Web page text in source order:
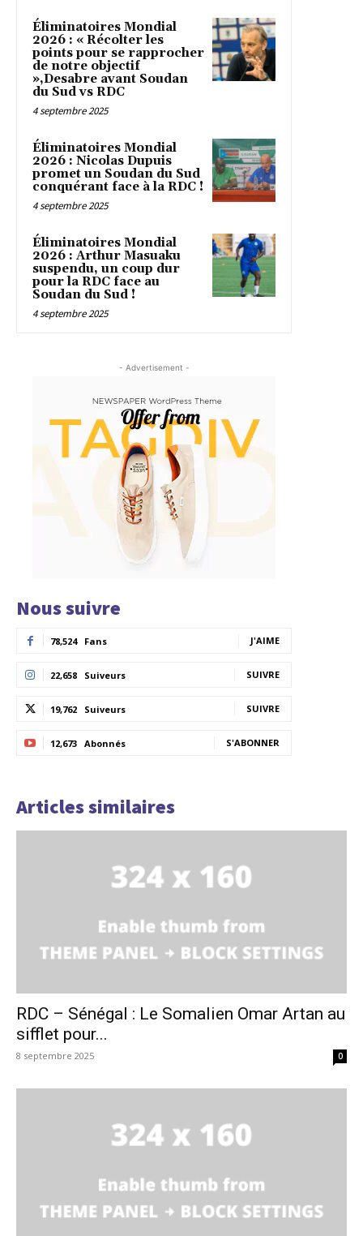
Éliminatoires Mondial
2026 : « Récolter les
points pour se rapprocher
de notre objectif
»,Desabre avant Soudan
du Sud vs RDC
4 septembre 2025
Éliminatoires Mondial
2026 : Nicolas Dupuis
promet un Soudan du Sud
conquérant face à la RDC !
4 septembre 2025
Éliminatoires Mondial
2026 : Arthur Masuaku
suspendu, un coup dur
pour la RDC face au
Soudan du Sud !
4 septembre 2025
- Advertisement -
Nous suivre
78,524 Fans J'AIME
22,658 Suiveurs SUIVRE
19,762 Suiveurs SUIVRE
12,673 Abonnés S'ABONNER
Articles similaires
RDC – Sénégal : Le Somalien Omar Artan au
sifflet pour...
8 septembre 2025 0